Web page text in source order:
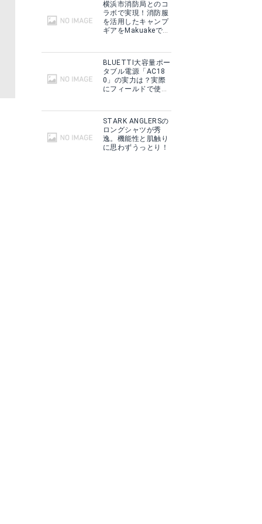
横浜市消防局とのコ
ラボで実現！消防服
を活用したキャンプ
ギアをMakuakeで予
BLUETTI大容量ポー
タブル電源「AC18
0」の実力は？実際
にフィールドで使用
STARK ANGLERSの
ロングシャツが秀
逸。機能性と肌触り
に思わずうっとり！